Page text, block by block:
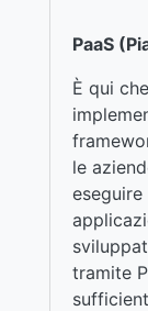
PaaS
È qui
le
tramite